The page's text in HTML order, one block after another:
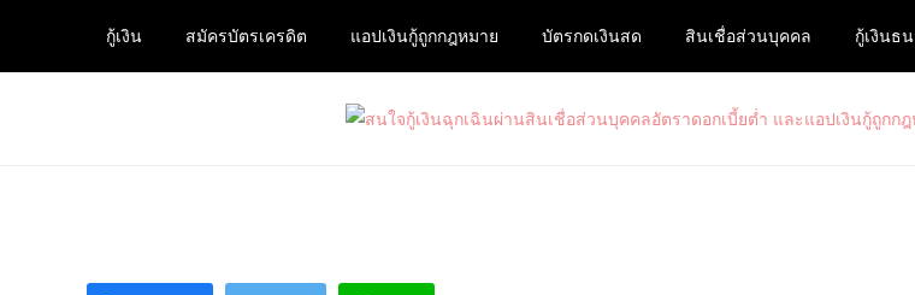
content
กู้เงิน สมัครบัตรเครดิต แอปเงินกู้ถูกกฎหมาย บัตรกดเงินสด สินเชื่อส่วนบุคคล กู้เงินธ